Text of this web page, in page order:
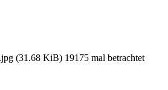
(31.68 KiB) 19175 mal betrachtet